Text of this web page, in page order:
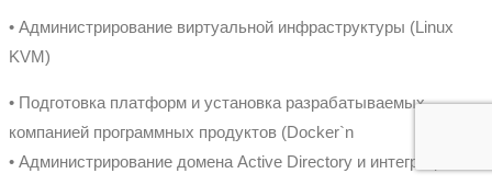
• Администрирование виртуальной инфраструктуры (Linux
KVM)
• Подготовка платформ и установка разрабатываемых
компанией программных продуктов (Docker`n
• Администрирование домена Active Directory и интеграция с